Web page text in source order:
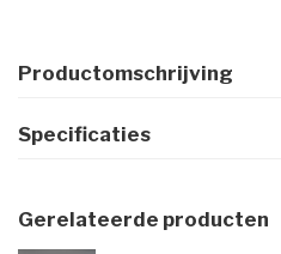
Productomschrijving
Specificaties
Gerelateerde producten